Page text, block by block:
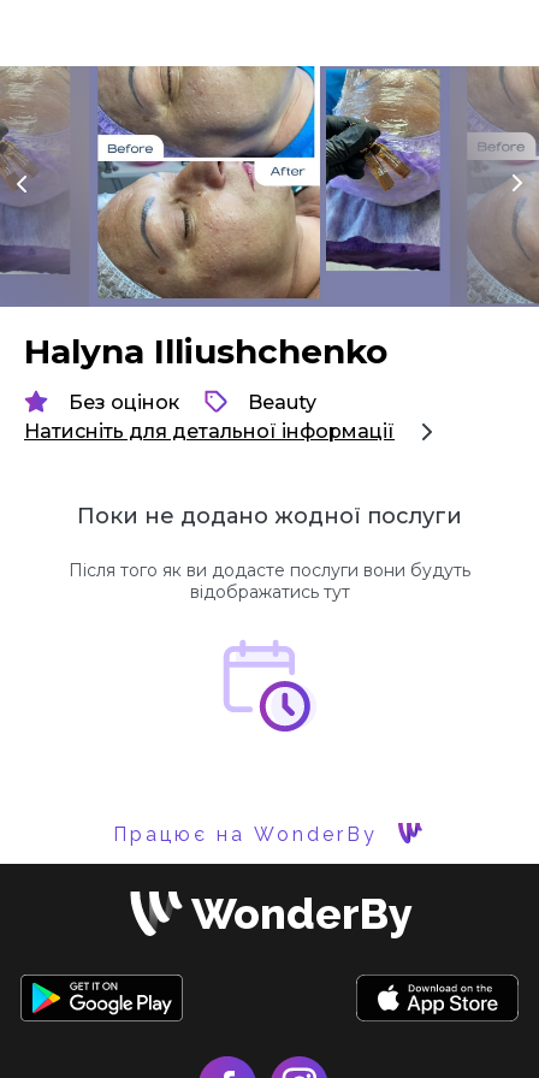
Halyna Illiushchenko
Без оцінок
Beauty
Натисніть для детальної інформації
Поки не додано жодної послуги
Після того як ви додасте послуги вони будуть
відображатись тут
Працює на WonderBy
WonderBy